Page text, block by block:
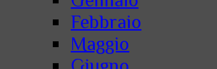
Febbraio
Maggio